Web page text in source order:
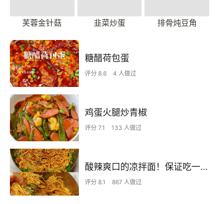
芙蓉金针菇 韭菜炒蛋 排骨炖豆角
糖醋荷包蛋
评分 8.6 4 人做过
鸡蛋火腿炒青椒
评分 7.1 133 人做过
酸辣爽口的凉拌面！保证吃一次就上瘾
评分 8.1 867 人做过